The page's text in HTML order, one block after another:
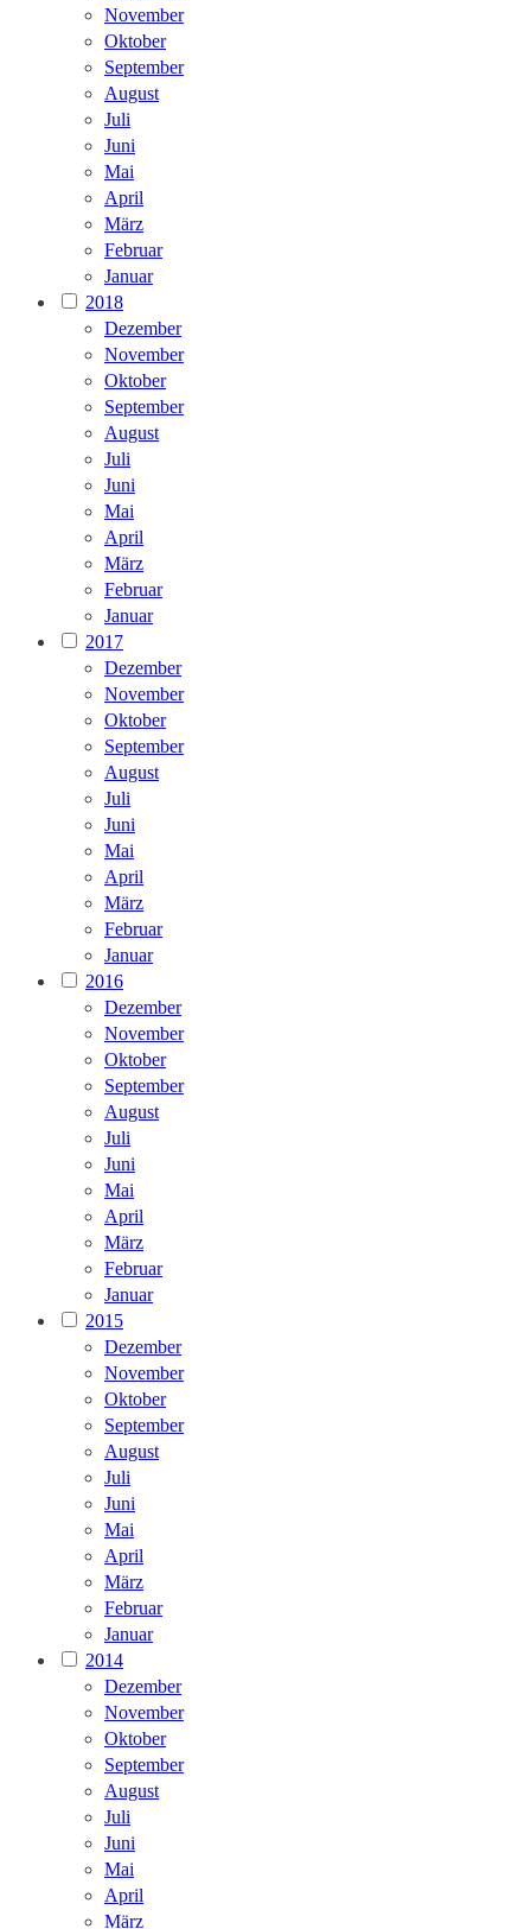
November
Oktober
September
August
Juli
Juni
Mai
April
März
Februar
Januar
2018
Dezember
November
Oktober
September
August
Juli
Juni
Mai
April
März
Februar
Januar
2017
Dezember
November
Oktober
September
August
Juli
Juni
Mai
April
März
Februar
Januar
2016
Dezember
November
Oktober
September
August
Juli
Juni
Mai
April
März
Februar
Januar
2015
Dezember
November
Oktober
September
August
Juli
Juni
Mai
April
März
Februar
Januar
2014
Dezember
November
Oktober
September
August
Juli
Juni
Mai
April
März